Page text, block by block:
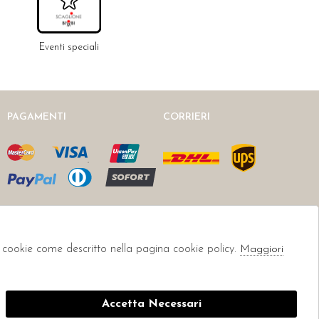
Eventi speciali
PAGAMENTI CORRIERI
come descritto nella pagina cookie policy. Maggiori
Accetta Necessari